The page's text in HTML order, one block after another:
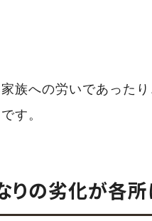
族への労いであった
す。
りの劣化が各